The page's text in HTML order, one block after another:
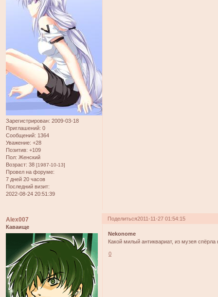
Зарегистрирован: 2009-03-18
Приглашений: 0
Сообщений: 1364
Уважение: +28
Позитив: +109
Пол: Женский
Возраст: 38 [1987-10-13]
Провел на форуме:
7 дней 20 часов
Последний визит:
2022-08-24 20:51:39
Поделиться2011-11-27 01:54:15
Alex007
Каваище
Nekonome
Какой милый антиквариат, из музея
0